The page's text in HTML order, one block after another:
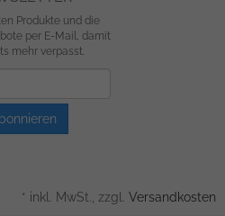
Produkte und die
per E-Mail, damit
mehr verpasst.
* inkl. MwSt., zzgl. Versandkosten